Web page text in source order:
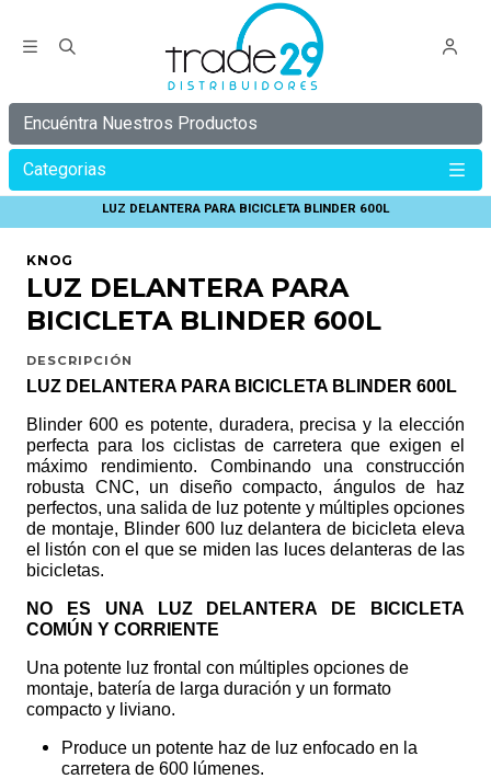
Encuéntra Nuestros Productos
Categorias
LUZ DELANTERA PARA BICICLETA BLINDER 600L
KNOG
LUZ DELANTERA PARA
BICICLETA BLINDER 600L
DESCRIPCIÓN
LUZ DELANTERA PARA BICICLETA BLINDER 600L
Blinder 600 es potente, duradera, precisa y la elección
perfecta para los ciclistas de carretera que exigen el
máximo rendimiento. Combinando una construcción
robusta CNC, un diseño compacto, ángulos de haz
perfectos, una salida de luz potente y múltiples opciones
de montaje, Blinder 600 luz delantera de bicicleta eleva
el listón con el que se miden las luces delanteras de las
bicicletas.
NO ES UNA LUZ DELANTERA DE BICICLETA
COMÚN Y CORRIENTE
Una potente luz frontal con múltiples opciones de
montaje, batería de larga duración y un formato
compacto y liviano.
Produce un potente haz de luz enfocado en la
carretera de 600 lúmenes.